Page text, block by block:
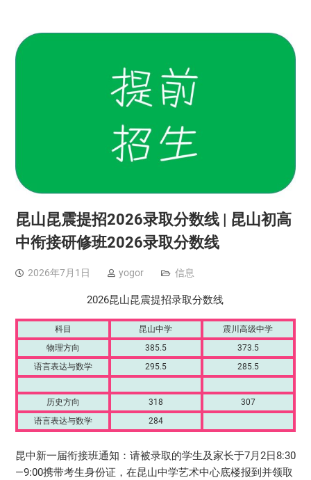
昆山昆震提招2026录取分数线 | 昆山初高
中衔接研修班2026录取分数线
2026年7月1日 yogor 信息
2026昆山昆震提招录取分数线
科目 昆山中学
震川高级中学
物理方向
385.5
373.5
语言表达与数学
295.5 285.5
历史方向 318
307
语言表达与数学
284
昆中新一届衔接班通知：请被录取的学生及家长于7月2日8:30
—9:00携带考生身份证，在昆山中学艺术中心底楼报到并领取